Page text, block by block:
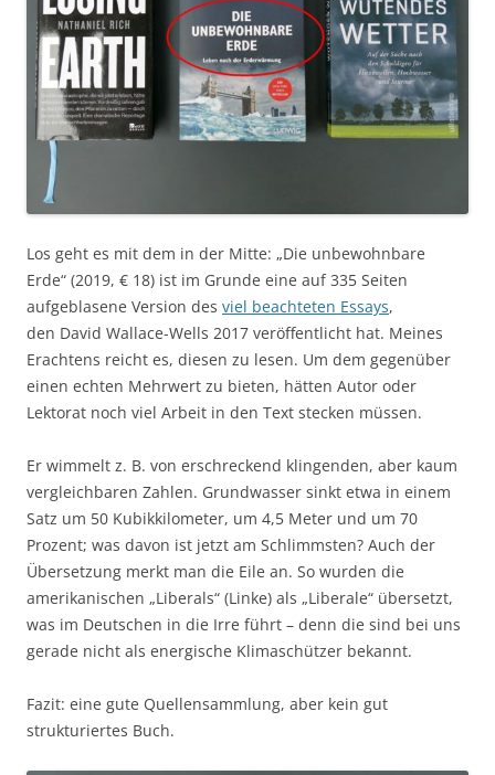
Los geht es mit dem in der Mitte: „Die unbewohnbare
Erde“ (2019, € 18) ist im Grunde eine auf 335 Seiten
aufgeblasene Version des viel beachteten Essays,
den David Wallace-Wells 2017 veröffentlicht hat. Meines
Erachtens reicht es, diesen zu lesen. Um dem gegenüber
einen echten Mehrwert zu bieten, hätten Autor oder
Lektorat noch viel Arbeit in den Text stecken müssen.
Er wimmelt z. B. von erschreckend klingenden, aber kaum
vergleichbaren Zahlen. Grundwasser sinkt etwa in einem
Satz um 50 Kubikkilometer, um 4,5 Meter und um 70
Prozent; was davon ist jetzt am Schlimmsten? Auch der
Übersetzung merkt man die Eile an. So wurden die
amerikanischen „Liberals“ (Linke) als „Liberale“ übersetzt,
was im Deutschen in die Irre führt – denn die sind bei uns
gerade nicht als energische Klimaschützer bekannt.
Fazit: eine gute Quellensammlung, aber kein gut
strukturiertes Buch.